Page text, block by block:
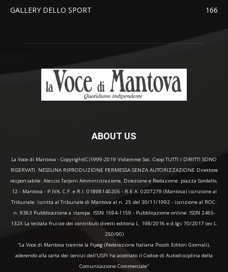
GALLERY DELLO SPORT
166
ABOUT US
La Voce di Mantova - Copyright(C)1999-2019 Vidiemme Soc. Coop TUTTI I DIRITTI SONO
RISERVATI. NESSUNA RIPRODUZIONE PERMESSA SENZA AUTORIZZAZIONE Direttore
responsabile: Alessio Tarpini Amministrazione, Direzione e Redazione: piazza Sordello,
12 - Mantova - P.IVA, C.F. e R.I. 01898140205 - R.E.A. 0207279 (Mantova) iscrizione al
Tribunale: iscritta al Tribunale di Mantova al n. 25 del 30/11/1992 - iscrizione al ROC:
n. 9363 Pubblicazione a stampa: ISSN 1594-1159 - Pubblicazione online: ISSN 2465-
132X La testata fruisce dei contributi diretti editoria L. 198/2016 e d.lgs 70/2017 (ex L.
250/90)
“La Voce di Mantova tramite la Fipeg (Federazione Italiana Piccoli Editori Giornali),
aderendo alla carta dei servizi dell'USPI ha accettato il Codice di Autodisciplina della
Comunicazione Commerciale"